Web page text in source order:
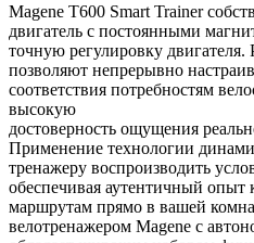
Magene T600 Smart Trainer
двигатель с постоянными
точную регулировку
позволяют непрерывно
соответствия потребностям
высокую
достоверность ощущения
Применение технологии
тренажеру воспроизводить
обеспечивая аутентичный опыт
маршрутам прямо в вашей
велотренажером Magene с